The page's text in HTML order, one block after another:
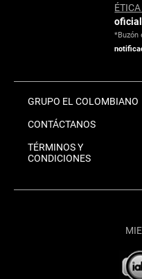
*Buzón
GRUPO EL COLOMBIANO
CONTÁCTANOS
TÉRMINOS Y
CONDICIONES